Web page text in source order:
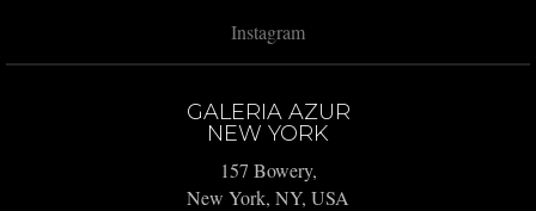
Instagram
GALERIA AZUR
NEW YORK
157 Bowery,
New York, NY, USA